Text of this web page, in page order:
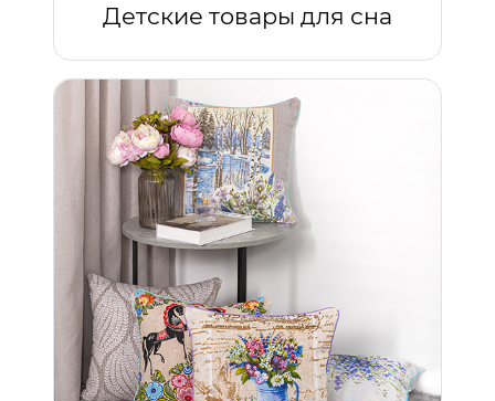
Детские товары для сна